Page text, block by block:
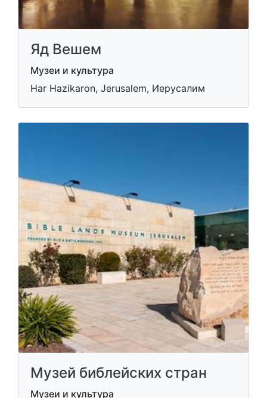
Яд Вешем
Музеи и культура
Har Hazikaron, Jerusalem, Иерусалим
Музей библейских стран
Музеи и культура